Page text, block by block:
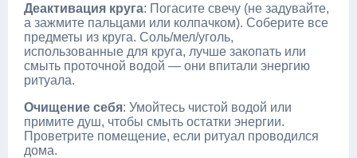
Деактивация круга: Погасите свечу (не задувайте,
а зажмите пальцами или колпачком). Соберите все
предметы из круга. Соль/мел/уголь,
использованные для круга, лучше закопать или
смыть проточной водой — они впитали энергию
ритуала.
Очищение себя: Умойтесь чистой водой или
примите душ, чтобы смыть остатки энергии.
Проветрите помещение, если ритуал проводился
дома.